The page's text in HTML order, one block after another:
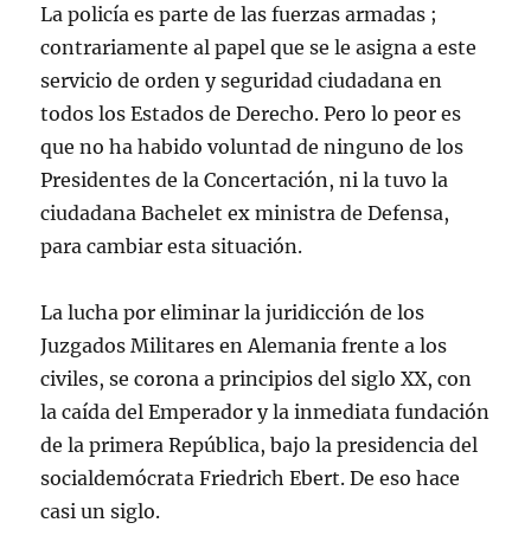
La policía es parte de las fuerzas armadas ;
contrariamente al papel que se le asigna a este
servicio de orden y seguridad ciudadana en
todos los Estados de Derecho. Pero lo peor es
que no ha habido voluntad de ninguno de los
Presidentes de la Concertación, ni la tuvo la
ciudadana Bachelet ex ministra de Defensa,
para cambiar esta situación.
La lucha por eliminar la juridicción de los
Juzgados Militares en Alemania frente a los
civiles, se corona a principios del siglo XX, con
la caída del Emperador y la inmediata fundación
de la primera República, bajo la presidencia del
socialdemócrata Friedrich Ebert. De eso hace
casi un siglo.